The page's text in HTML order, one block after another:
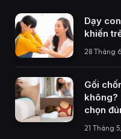
Dạy
khiến
28 Tháng
Gối
không?
chọn
21 Tháng